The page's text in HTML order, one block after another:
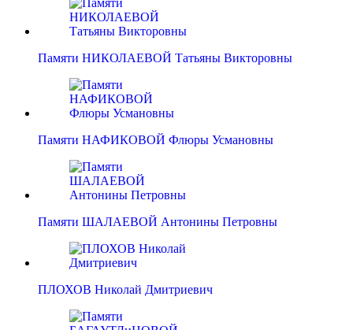
Памяти НИКОЛАЕВОЙ Татьяны Викторовны
Памяти НАФИКОВОЙ Флюры Усмановны
Памяти ШАЛАЕВОЙ Антонины Петровны
ПЛОХОВ Николай Дмитриевич